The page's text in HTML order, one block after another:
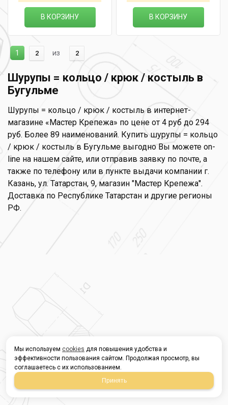
В КОРЗИНУ В КОРЗИНУ
1 2 из 2
Шурупы = кольцо / крюк / костыль в
Бугульме
Шурупы = кольцо / крюк / костыль в интернет-
магазине «Мастер Крепежа» по цене от 4 руб до 294
руб. Более 89 наименований. Купить шурупы = кольцо
/ крюк / костыль в Бугульме выгодно Вы можете on-
line на нашем сайте, или отправив заявку по почте, а
также по телефону или в пункте выдачи компании г.
Казань, ул. Татарстан, 9, магазин "Мастер Крепежа".
Доставка по Республике Татарстан и другие регионы
РФ.
Мы используем cookies для повышения удобства и
эффективности пользования сайтом. Продолжая просмотр, вы
соглашаетесь с их использованием.
Принять